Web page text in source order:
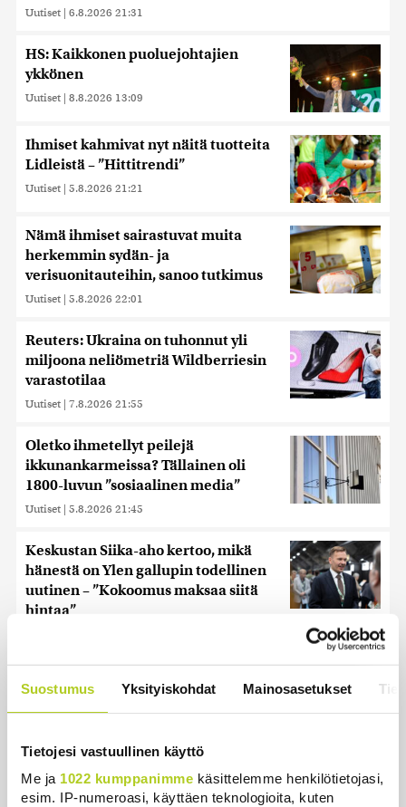
Suostumus Yksityiskohdat Mainosasetukset
Tietojesi vastuullinen käyttö
Me ja 1022 kumppanimme käsittelemme henkilötietojasi,
esim. IP-numeroasi, käyttäen teknologioita, kuten
Uutiset | 6.8.2026 21:31
HS: Kaikkonen puoluejohtajien
ykkönen
Uutiset | 8.8.2026 13:09
Ihmiset kahmivat nyt näitä tuotteita
Lidleistä – ”Hittitrendi”
Uutiset | 5.8.2026 21:21
Nämä ihmiset sairastuvat muita
herkemmin sydän- ja
verisuonitauteihin, sanoo tutkimus
Uutiset | 5.8.2026 22:01
Reuters: Ukraina on tuhonnut yli
miljoona neliömetriä Wildberriesin
varastotilaa
Uutiset | 7.8.2026 21:55
Oletko ihmetellyt peilejä
ikkunankarmeissa? Tällainen oli
1800-luvun ”sosiaalinen media”
Uutiset | 5.8.2026 21:45
Keskustan Siika-aho kertoo, mikä
hänestä on Ylen gallupin todellinen
uutinen – ”Kokoomus maksaa siitä
hintaa”
Uusimmat
Historia | Sensaatiolehti piti piilottaa
olympiayleisöltä – oli liian raju myös natseille